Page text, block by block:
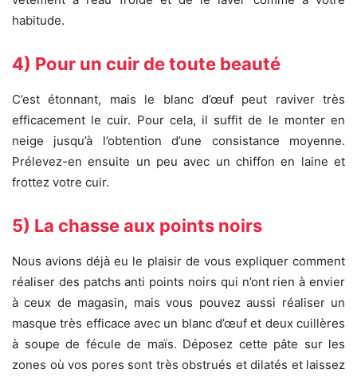
habitude.
4) Pour un cuir de toute beauté
C’est étonnant, mais le blanc d’œuf peut raviver très
efficacement le cuir. Pour cela, il suffit de le monter en
neige jusqu’à l’obtention d’une consistance moyenne.
Prélevez-en ensuite un peu avec un chiffon en laine et
frottez votre cuir.
5) La chasse aux points noirs
Nous avions déjà eu le plaisir de vous expliquer comment
réaliser des patchs anti points noirs qui n’ont rien à envier
à ceux de magasin, mais vous pouvez aussi réaliser un
masque très efficace avec un blanc d’œuf et deux cuillères
à soupe de fécule de maïs. Déposez cette pâte sur les
zones où vos pores sont très obstrués et dilatés et laissez